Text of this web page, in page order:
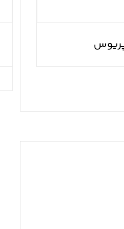
پریوس